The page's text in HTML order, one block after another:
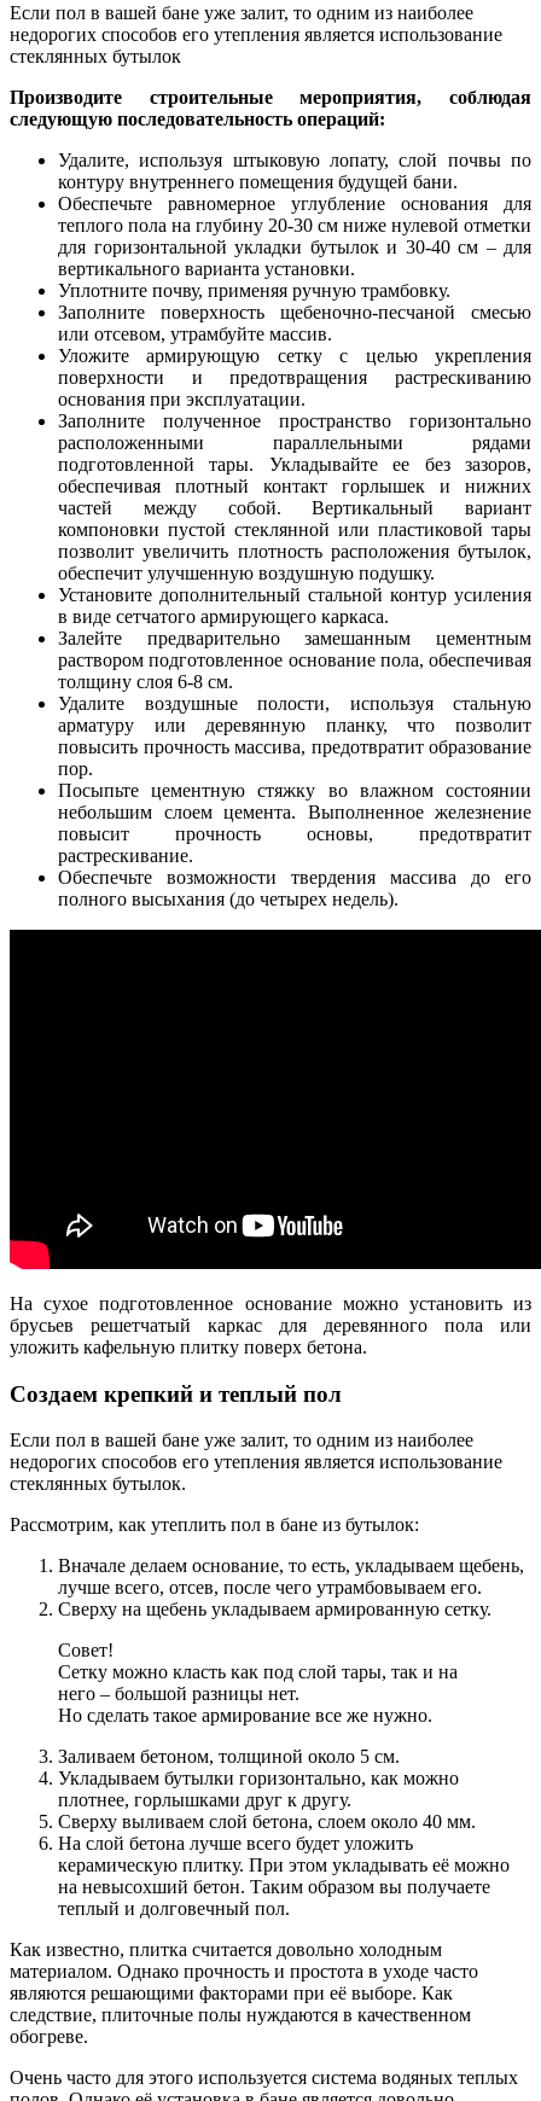
Если пол в вашей бане уже залит, то одним из наиболее
недорогих способов его утепления является использование
стеклянных бутылок
Производите строительные мероприятия, соблюдая
следующую последовательность операций:
Удалите, используя штыковую лопату, слой почвы по
контуру внутреннего помещения будущей бани.
Обеспечьте равномерное углубление основания для
теплого пола на глубину 20-30 см ниже нулевой отметки
для горизонтальной укладки бутылок и 30-40 см – для
вертикального варианта установки.
Уплотните почву, применяя ручную трамбовку.
Заполните поверхность щебеночно-песчаной смесью
или отсевом, утрамбуйте массив.
Уложите армирующую сетку с целью укрепления
поверхности и предотвращения растрескиванию
основания при эксплуатации.
Заполните полученное пространство горизонтально
расположенными параллельными рядами
подготовленной тары. Укладывайте ее без зазоров,
обеспечивая плотный контакт горлышек и нижних
частей между собой. Вертикальный вариант
компоновки пустой стеклянной или пластиковой тары
позволит увеличить плотность расположения бутылок,
обеспечит улучшенную воздушную подушку.
Установите дополнительный стальной контур усиления
в виде сетчатого армирующего каркаса.
Залейте предварительно замешанным цементным
раствором подготовленное основание пола, обеспечивая
толщину слоя 6-8 см.
Удалите воздушные полости, используя стальную
арматуру или деревянную планку, что позволит
повысить прочность массива, предотвратит образование
пор.
Посыпьте цементную стяжку во влажном состоянии
небольшим слоем цемента. Выполненное железнение
повысит прочность основы, предотвратит
растрескивание.
Обеспечьте возможности твердения массива до его
полного высыхания (до четырех недель).
На сухое подготовленное основание можно установить из
брусьев решетчатый каркас для деревянного пола или
уложить кафельную плитку поверх бетона.
Создаем крепкий и теплый пол
Если пол в вашей бане уже залит, то одним из наиболее
недорогих способов его утепления является использование
стеклянных бутылок.
Рассмотрим, как утеплить пол в бане из бутылок:
Вначале делаем основание, то есть, укладываем щебень,
лучше всего, отсев, после чего утрамбовываем его.
Сверху на щебень укладываем армированную сетку.
Совет!
Сетку можно класть как под слой тары, так и на
него – большой разницы нет.
Но сделать такое армирование все же нужно.
Заливаем бетоном, толщиной около 5 см.
Укладываем бутылки горизонтально, как можно
плотнее, горлышками друг к другу.
Сверху выливаем слой бетона, слоем около 40 мм.
На слой бетона лучше всего будет уложить
керамическую плитку. При этом укладывать её можно
на невысохший бетон. Таким образом вы получаете
теплый и долговечный пол.
Как известно, плитка считается довольно холодным
материалом. Однако прочность и простота в уходе часто
являются решающими факторами при её выборе. Как
следствие, плиточные полы нуждаются в качественном
обогреве.
Очень часто для этого используется система водяных теплых